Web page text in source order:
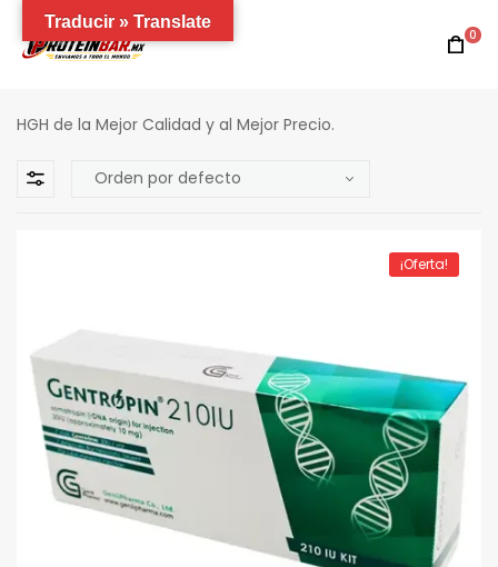
0
HGH de la Mejor Calidad y al Mejor Precio.
¡Oferta!
Traducir » Translate